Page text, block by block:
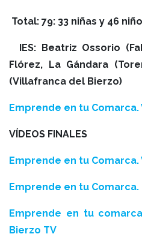
Total: 79: 33 niñas y 46
IES: Beatriz Ossorio
Flórez, La Gándara
(Villafranca del Bierzo)
Emprende en tu Comarca.
VÍDEOS FINALES
Emprende en tu Comarca.
Emprende en tu
Emprende en tu
Bierzo TV